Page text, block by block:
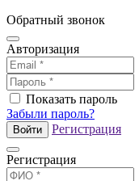
Обратный звонок
Авторизация
Показать пароль
Забыли пароль?
Войти Регистрация
Регистрация